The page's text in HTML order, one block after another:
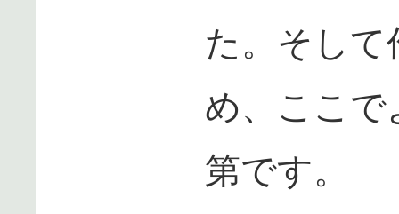
た。そして
め、ここで
第です。